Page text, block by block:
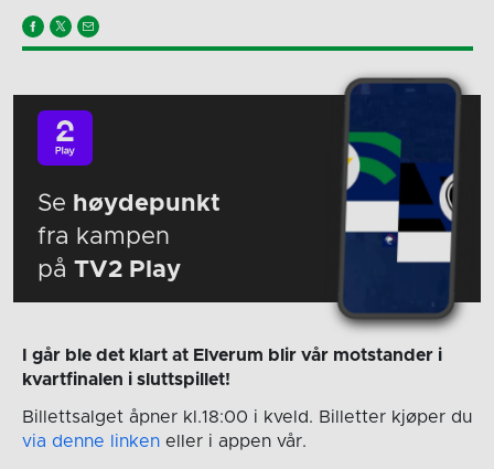
Se høydepunkt
fra kampen
på TV2 Play
I går ble det klart at Elverum blir vår motstander i
kvartfinalen i sluttspillet!
Billettsalget åpner kl.18:00 i kveld. Billetter kjøper du
via denne linkeneller i appen vår.